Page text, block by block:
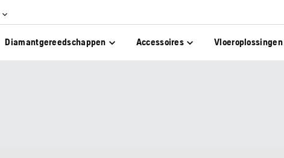
Diamantgereedschappen Accessoires Vloeroplossingen